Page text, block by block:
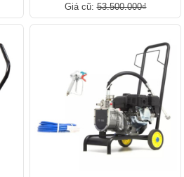
Giá cũ:53.500.000₫